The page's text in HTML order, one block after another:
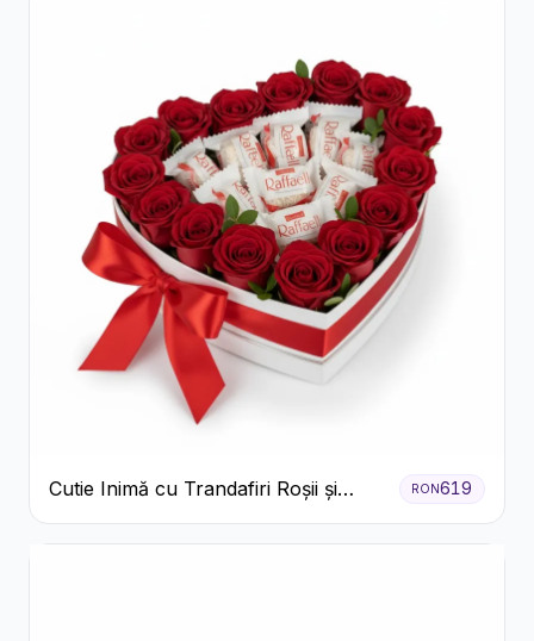
Cutie Inimă cu Trandafiri Roșii și
Bomboane Raffaello
RON619